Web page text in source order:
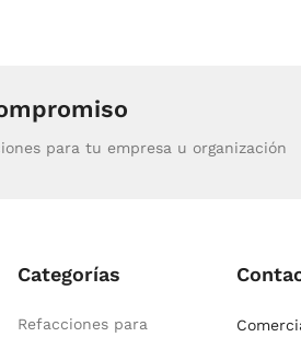
para tu empresa u organización
Categorías
Refacciones para